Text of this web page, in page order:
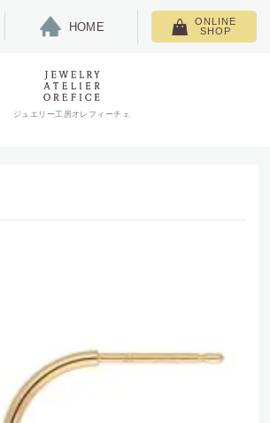
HOME
ONLINE
SHOP
ジュエリー工房オレフィーチェ